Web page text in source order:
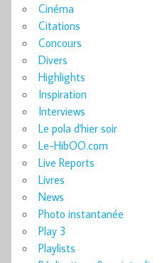
Cinéma
Citations
Concours
Divers
Highlights
Inspiration
Interviews
Le pola d'hier soir
Le-HibOO.com
Live Reports
Livres
News
Photo instantanée
Play 3
Playlists